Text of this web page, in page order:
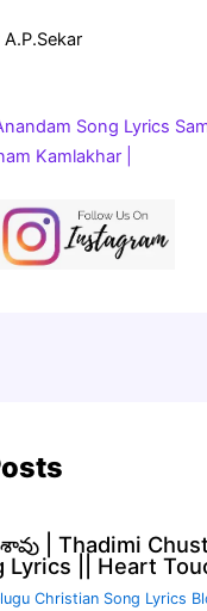
A.P.Sekar
Song Lyrics
Kamlakhar |
| Thadimi
Lyrics || Heart
Christian Song Lyrics